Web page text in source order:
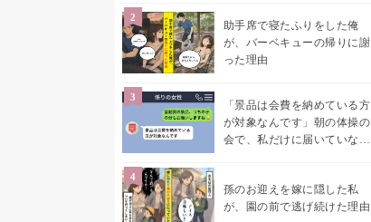
助手席で寝たふりをした俺
が、バーベキューの帰りに謝
った理由
「景品は会費を納めている方
が対象なんです」朝の体操の
会で、私だけに届いていなか
孫のお迎えを嫁に隠した私
が、園の前で逃げ続けた理由